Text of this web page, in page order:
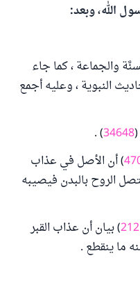
الله، وبعد:
والجماعة ، كما جاء
النبوية ، وعليه أجمع
34648
) .
) أن الأصل في عذاب
الروح بالبدن فيصيبه
) بيان أن عذاب القبر
ما ينقطع .